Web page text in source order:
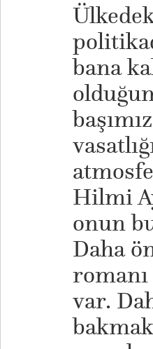
bana
Hilmi
onun
Daha
var.